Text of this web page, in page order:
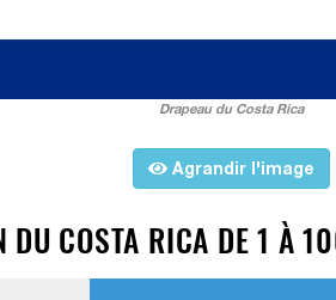
Drapeau du Costa Rica
Agrandir l'image
DU COSTA RICA DE 1 À